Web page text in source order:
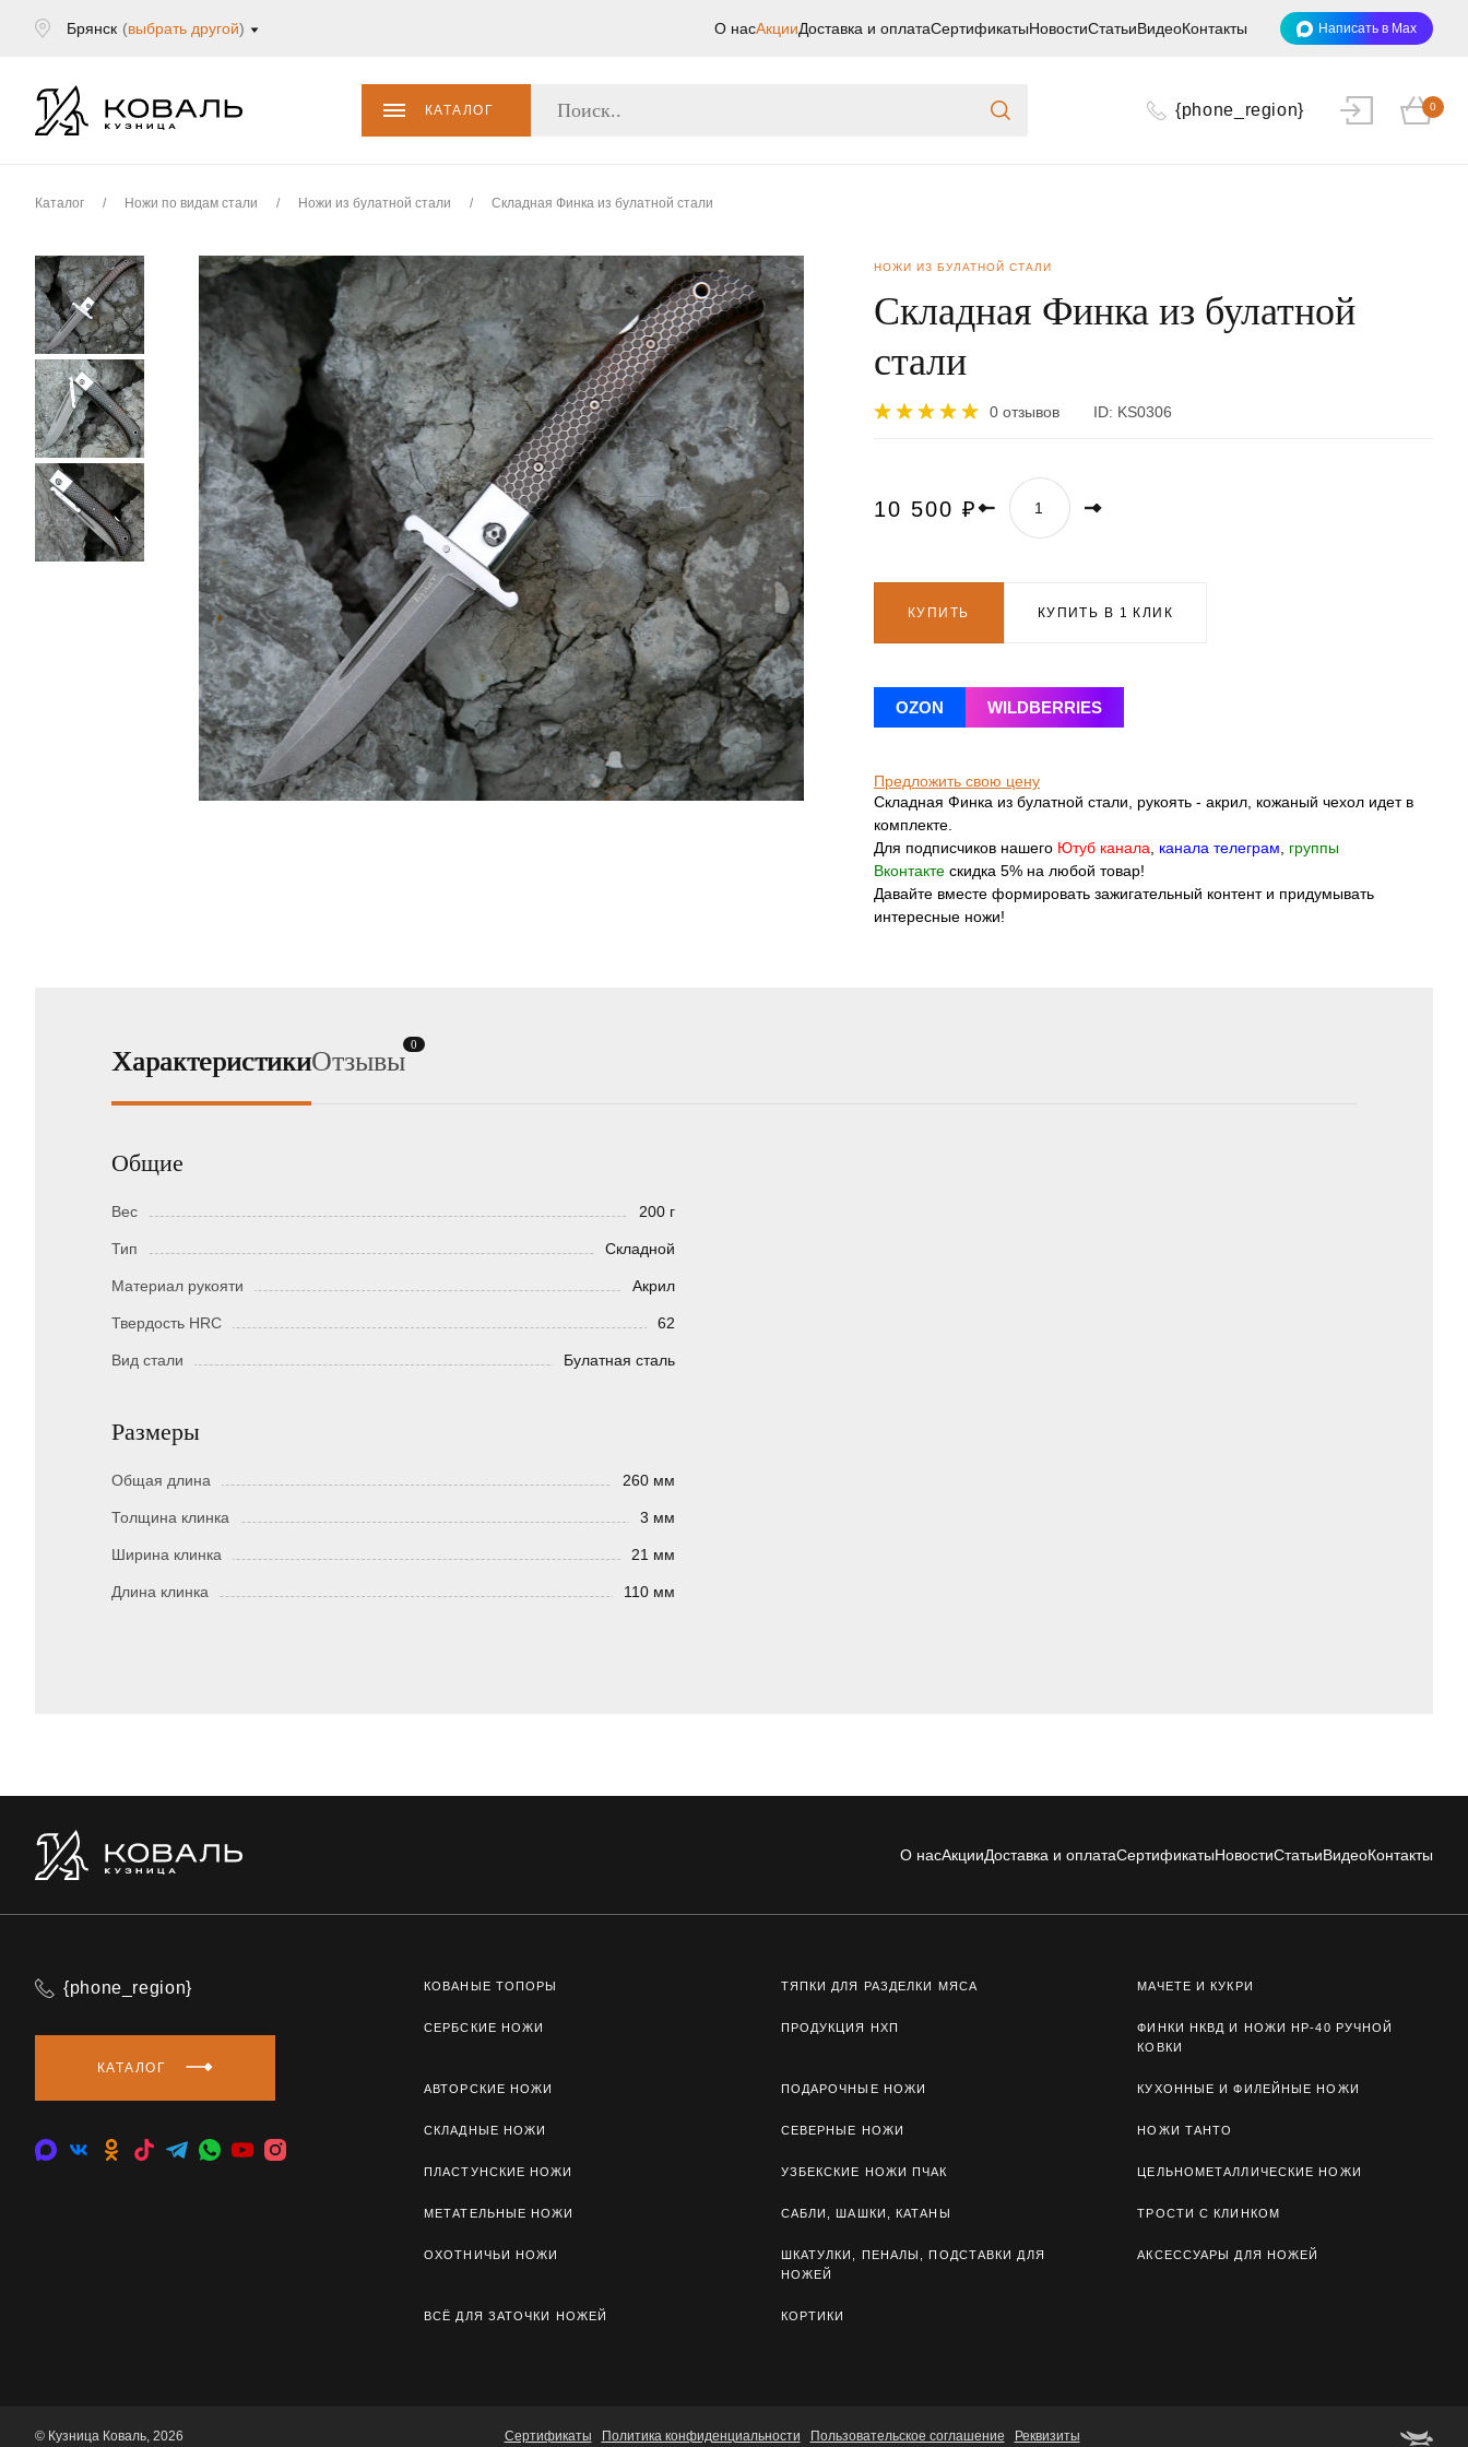
Брянск (выбрать другой) О насАкцииДоставка и оплатаСертификатыНовостиСтатьиВидеоКонтакты Написать в Max
КАТАЛОГ {phone_region} 0
Каталог / Ножи по видам стали / Ножи из булатной стали / Складная Финка из булатной стали
НОЖИ ИЗ БУЛАТНОЙ СТАЛИ
Складная Финка из булатной
стали
0 отзывов ID: KS0306
10 500 ₽
КУПИТЬ КУПИТЬ В 1 КЛИК
OZON WILDBERRIES
Предложить свою цену
Складная Финка из булатной стали, рукоять - акрил, кожаный чехол идет в
комплекте.
Для подписчиков нашего Ютуб канала канала телеграм
группы
Вконтакте скидка 5% на любой товар!
Давайте вместе формировать зажигательный контент и придумывать
интересные ножи!
ХарактеристикиОтзывы
0
Общие
Вес 200 г
Тип Складной
Материал рукояти Акрил
Твердость HRC 62
Вид стали Булатная сталь
Размеры
Общая длина 260 мм
Толщина клинка 3 мм
Ширина клинка 21 мм
Длина клинка 110 мм
О насАкцииДоставка и оплатаСертификатыНовостиСтатьиВидеоКонтакты
{phone_region}
КАТАЛОГ
КОВАНЫЕ ТОПОРЫ ТЯПКИ ДЛЯ РАЗДЕЛКИ МЯСА МАЧЕТЕ И КУКРИ
СЕРБСКИЕ НОЖИ ПРОДУКЦИЯ НХП
ФИНКИ НКВД И НОЖИ НР-40 РУЧНОЙ
КОВКИ
АВТОРСКИЕ НОЖИ ПОДАРОЧНЫЕ НОЖИ КУХОННЫЕ И ФИЛЕЙНЫЕ НОЖИ
СКЛАДНЫЕ НОЖИ СЕВЕРНЫЕ НОЖИ НОЖИ ТАНТО
ПЛАСТУНСКИЕ НОЖИ УЗБЕКСКИЕ НОЖИ ПЧАК ЦЕЛЬНОМЕТАЛЛИЧЕСКИЕ НОЖИ
МЕТАТЕЛЬНЫЕ НОЖИ САБЛИ, ШАШКИ, КАТАНЫ ТРОСТИ С КЛИНКОМ
ОХОТНИЧЬИ НОЖИ
ШКАТУЛКИ, ПЕНАЛЫ, ПОДСТАВКИ ДЛЯ
НОЖЕЙ
АКСЕССУАРЫ ДЛЯ НОЖЕЙ
ВСЁ ДЛЯ ЗАТОЧКИ НОЖЕЙ КОРТИКИ
© Кузница Коваль, 2026 Сертификаты Политика конфиденциальности Пользовательское соглашение Реквизиты